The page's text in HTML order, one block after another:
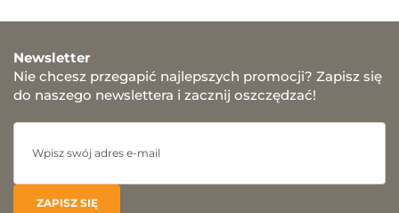
Newsletter
Nie chcesz przegapić najlepszych promocji? Zapisz się
do naszego newslettera i zacznij oszczędzać!